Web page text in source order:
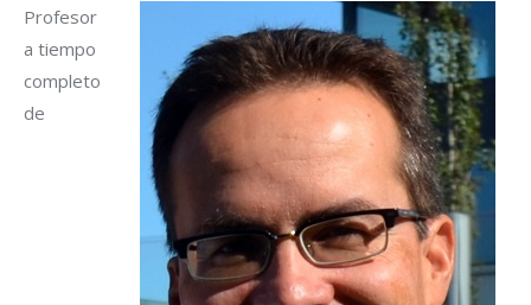
Profesor
a tiempo
completo
de